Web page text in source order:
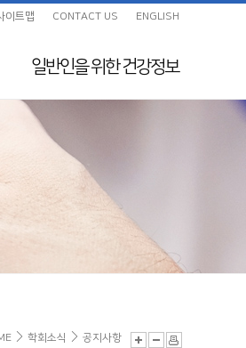
일반인을 위한건강정보
일반인을 위한 건강정보
이트맵 CONTACT US ENGLISH
학회소식 공지사항